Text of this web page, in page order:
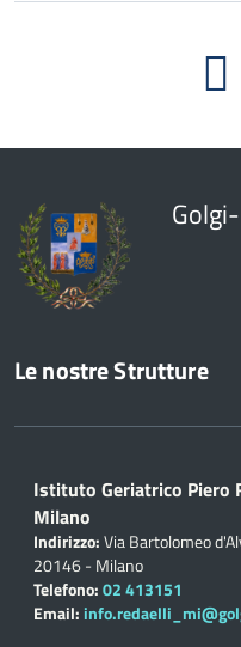
Le nostre Strutture
Istituto Geriatrico Piero
Milano
Indirizzo:Via Bartolomeo
20146 - Milano
Telefono:02 413151
Email: